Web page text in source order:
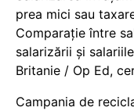
prea mici sau
Comparație între
salarizării și
Britanie / Op Ed,
Campania de